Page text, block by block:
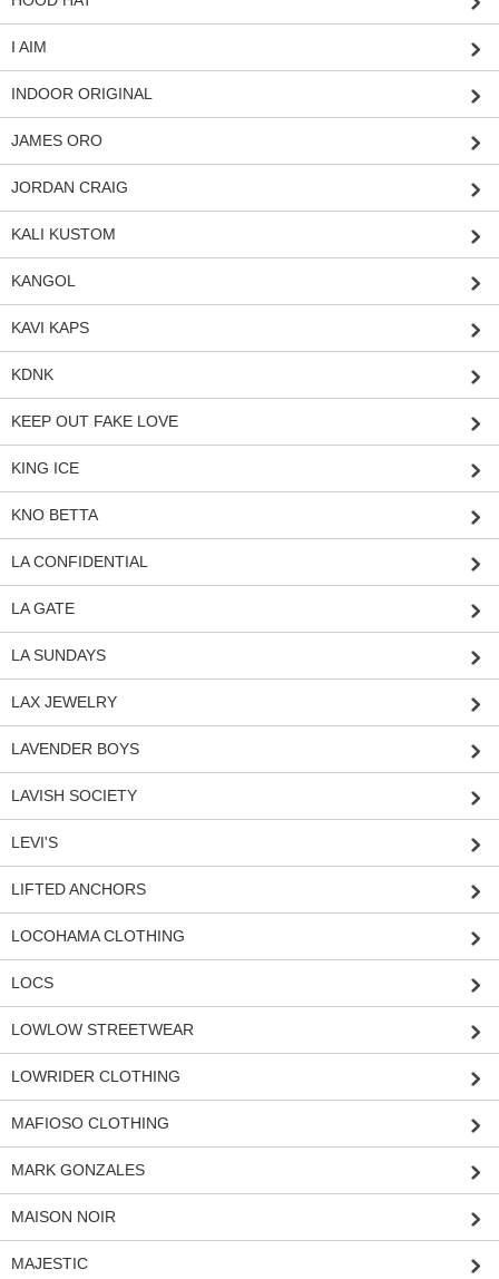
I AIM
INDOOR ORIGINAL
JAMES ORO
JORDAN CRAIG
KALI KUSTOM
KANGOL
KAVI KAPS
KDNK
KEEP OUT FAKE LOVE
KING ICE
KNO BETTA
LA CONFIDENTIAL
LA GATE
LA SUNDAYS
LAX JEWELRY
LAVENDER BOYS
LAVISH SOCIETY
LEVI'S
LIFTED ANCHORS
LOCOHAMA CLOTHING
LOCS
LOWLOW STREETWEAR
LOWRIDER CLOTHING
MAFIOSO CLOTHING
MARK GONZALES
MAISON NOIR
MAJESTIC